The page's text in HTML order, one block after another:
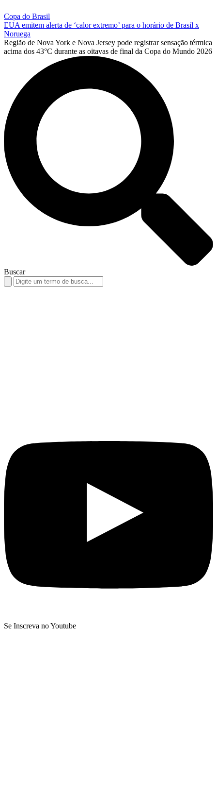
Copa do Brasil
EUA emitem alerta de ‘calor extremo’ para o horário de Brasil x
Noruega
Região de Nova York e Nova Jersey pode registrar sensação térmica
acima dos 43°C durante as oitavas de final da Copa do Mundo 2026
Buscar
Search
for:
Se Inscreva no Youtube